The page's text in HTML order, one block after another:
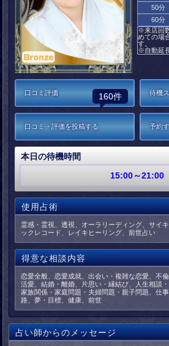
50分
60分
※来店回
めての場
す。
※自動延
口コミ評価 160件 待機
口コミ・評価を投稿する 予約
本日の待機時間
15:00～21:00
使用占術
霊感・霊視、透視、オーラリーディング、サイ
ックレコード、レイキヒーリング、前世占い
得意な相談内容
恋愛全般、恋愛成就、出会い・複雑な恋愛、不
活愛、結婚・離婚、片思い・縁結び、人生相談
家族関係・家庭問題・夫婦問題・親子問題、仕
路、夢・目標、健康、前世
占い師からのメッセージ